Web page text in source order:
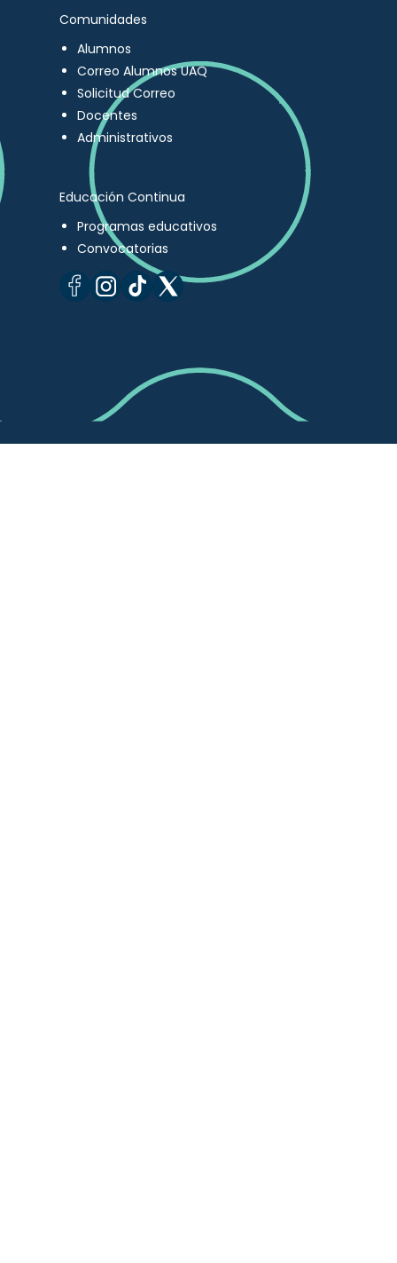
Comunidades
Alumnos
Correo Alumnos UAQ
Solicitud Correo
Docentes
Administrativos
Educación Continua
Programas educativos
Convocatorias